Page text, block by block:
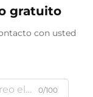
gratuito
con usted
0/100